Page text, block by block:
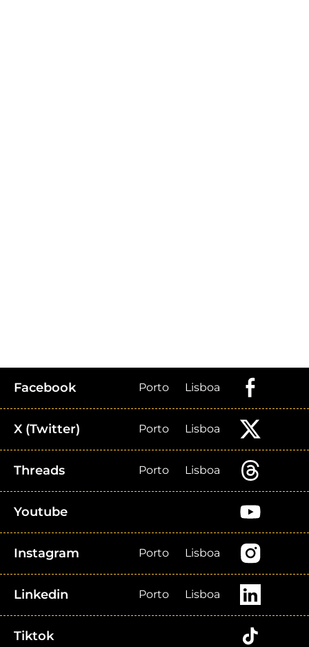
Facebook Porto Lisboa
X (Twitter) Porto Lisboa
Threads Porto Lisboa
Youtube
Instagram Porto Lisboa
Linkedin Porto Lisboa
Tiktok